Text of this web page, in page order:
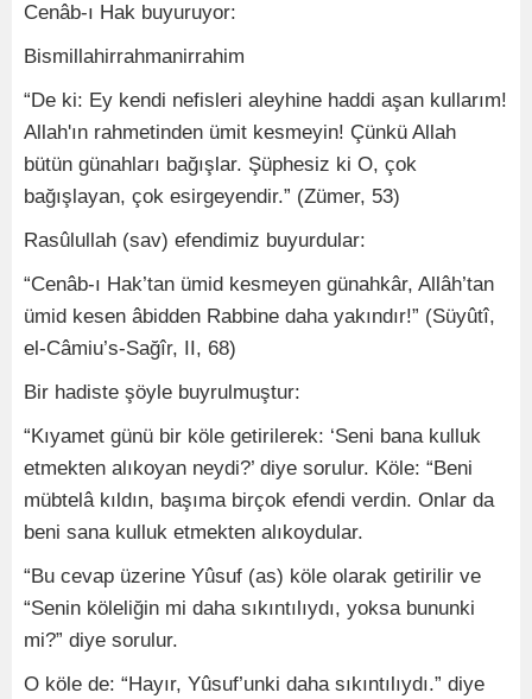
Cenâb-ı Hak buyuruyor:
Bismillahirrahmanirrahim
“De ki: Ey kendi nefisleri aleyhine haddi aşan kullarım!
Allah'ın rahmetinden ümit kesmeyin! Çünkü Allah
bütün günahları bağışlar. Şüphesiz ki O, çok
bağışlayan, çok esirgeyendir.” (Zümer, 53)
Rasûlullah (sav) efendimiz buyurdular:
“Cenâb-ı Hak’tan ümid kesmeyen günahkâr, Allâh’tan
ümid kesen âbidden Rabbine daha yakındır!” (Süyûtî,
el-Câmiu’s-Sağîr, II, 68)
Bir hadiste şöyle buyrulmuştur:
“Kıyamet günü bir köle getirilerek: ‘Seni bana kulluk
etmekten alıkoyan neydi?’ diye sorulur. Köle: “Beni
mübtelâ kıldın, başıma birçok efendi verdin. Onlar da
beni sana kulluk etmekten alıkoydular.
“Bu cevap üzerine Yûsuf (as) köle olarak getirilir ve
“Senin köleliğin mi daha sıkıntılıydı, yoksa bununki
mi?” diye sorulur.
O köle de: “Hayır, Yûsuf’unki daha sıkıntılıydı.” diye